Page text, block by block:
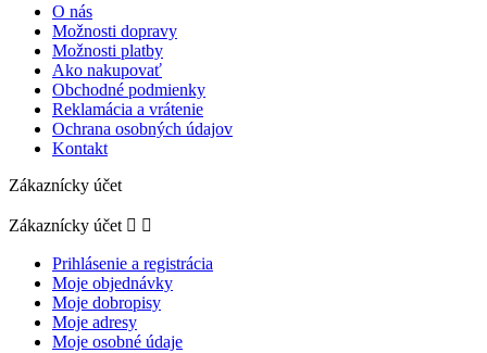
O nás
Možnosti dopravy
Možnosti platby
Ako nakupovať
Obchodné podmienky
Reklamácia a vrátenie
Ochrana osobných údajov
Kontakt
Zákaznícky účet
Zákaznícky účet  
Prihlásenie a registrácia
Moje objednávky
Moje dobropisy
Moje adresy
Moje osobné údaje